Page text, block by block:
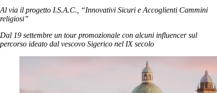
Al via il progetto I.S.A.C., “Innovativi Sicuri e Accoglienti Cammini
religiosi”
Dal 19 settembre un tour promozionale con alcuni influencer sul
percorso ideato dal vescovo Sigerico nel IX secolo